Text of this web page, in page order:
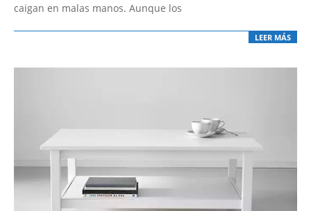
caigan en malas manos. Aunque los
LEER MÁS